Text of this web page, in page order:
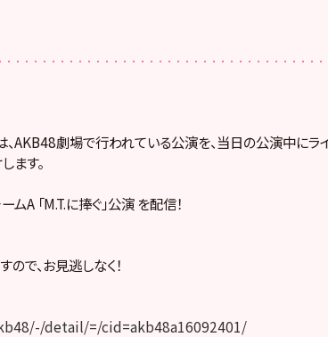
AKB48劇場で行われている公演を、当日の公演中にラ
ます。
A 「M.T.に捧ぐ」公演 を配信！
で、お見逃しなく！
detail/=/cid=akb48a16092401/